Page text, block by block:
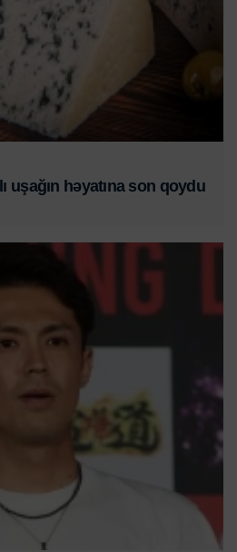
uşağın həyatına son qoydu